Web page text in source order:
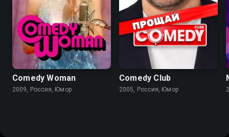
Comedy Woman
2009, Россия, Юмор
Comedy Club
2005, Россия, Юмор